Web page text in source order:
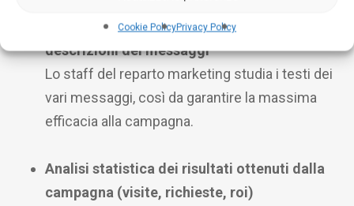
Cookie PolicyPrivacy Policy
Sviluppo ed ottimizzazione dei titoli e delle
descrizioni dei messaggi
Lo staff del reparto marketing studia i testi dei
vari messaggi, così da garantire la massima
efficacia alla campagna.
Analisi statistica dei risultati ottenuti dalla
campagna (visite, richieste, roi)